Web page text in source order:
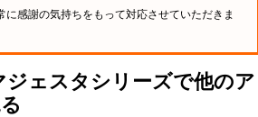
に感謝の気持ちをもって対応させていただきま
ジェスタシリーズで他のア